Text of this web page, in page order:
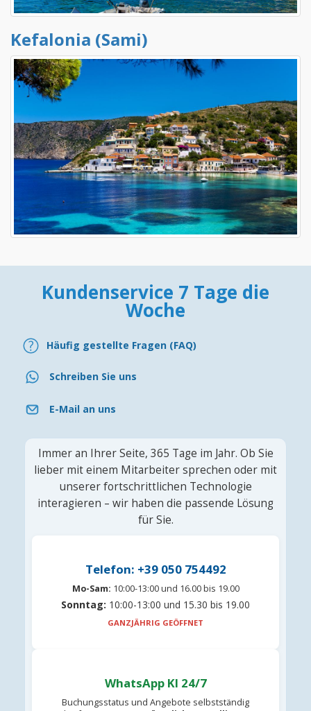
Kefalonia (Sami)
Kundenservice 7 Tage die
Woche
Häufig gestellte Fragen (FAQ)
Schreiben Sie uns
E-Mail an uns
Immer an Ihrer Seite, 365 Tage im Jahr. Ob Sie
lieber mit einem Mitarbeiter sprechen oder mit
unserer fortschrittlichen Technologie
interagieren – wir haben die passende Lösung
für Sie.
Telefon: +39 050 754492
Mo-Sam: 10:00-13:00 und 16.00 bis 19.00
Sonntag: 10:00-13:00 und 15.30 bis 19.00
GANZJÄHRIG GEÖFFNET
WhatsApp KI 24/7
Buchungsstatus und Angebote selbstständig